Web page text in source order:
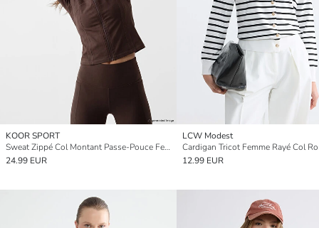
KOOR SPORT
Sweat Zippé Col Montant Passe-Pouce Femme
24.99 EUR
LCW Modest
Cardigan Tricot Femme Rayé Col
12.99 EUR